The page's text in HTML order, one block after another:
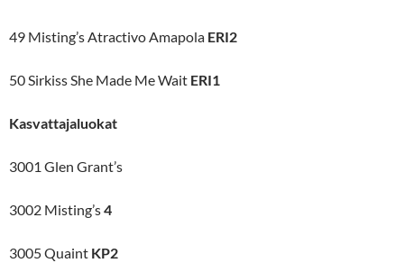
49 Misting’s Atractivo Amapola ERI2
50 Sirkiss She Made Me Wait ERI1
Kasvattajaluokat
3001 Glen Grant’s
3002 Misting’s4
3005 Quaint KP2